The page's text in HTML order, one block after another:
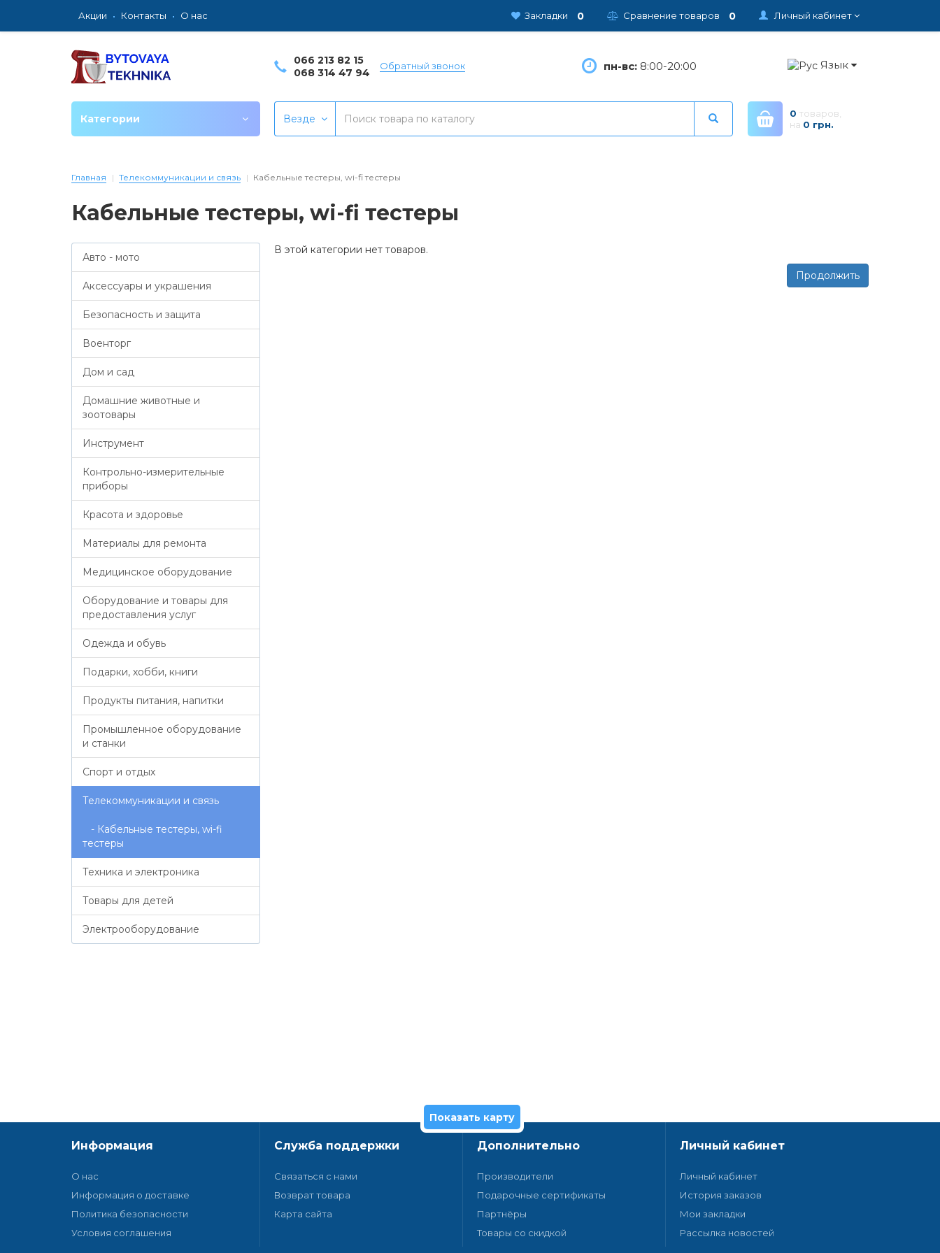
Акции Контакты О нас Личный кабинет
Закладки 0 Сравнение товаров 0
066 213 82 15
068 314 47 94
Обратный звонок пн-вс:8:00-20:00 Язык
Везде 0 товаров,
на 0 грн.
Категории
Главная Телекоммуникации и связь Кабельные тестеры, wi-fi тестеры
Кабельные тестеры, wi-fi тестеры
Авто - мото
Аксессуары и украшения
Безопасность и защита
Военторг
Дом и сад
Домашние животные и
зоотовары
Инструмент
Контрольно-измерительные
приборы
Красота и здоровье
Материалы для ремонта
Медицинское оборудование
Оборудование и товары для
предоставления услуг
Одежда и обувь
Подарки, хобби, книги
Продукты питания, напитки
Промышленное оборудование
и станки
Спорт и отдых
Телекоммуникации и связь
- Кабельные тестеры, wi-fi
тестеры
Техника и электроника
Товары для детей
Электрооборудование
В этой категории нет товаров.
Продолжить
Показать карту
Информация
О нас
Информация о доставке
Политика безопасности
Условия соглашения
Служба поддержки
Связаться с нами
Возврат товара
Карта сайта
Дополнительно
Производители
Подарочные сертификаты
Партнёры
Товары со скидкой
Личный кабинет
Личный кабинет
История заказов
Мои закладки
Рассылка новостей